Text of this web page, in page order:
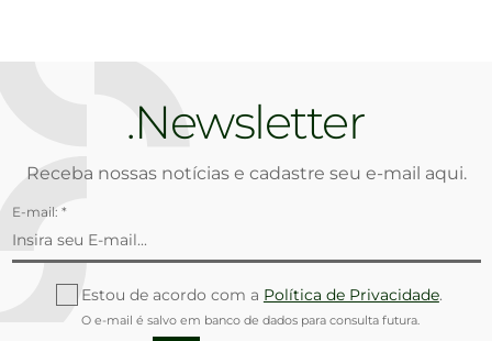
Newsletter
Receba nossas notícias e cadastre seu e-mail aqui.
E-mail: *
Estou de acordo com a Política de Privacidade.
O e-mail é salvo em banco de dados para consulta futura.